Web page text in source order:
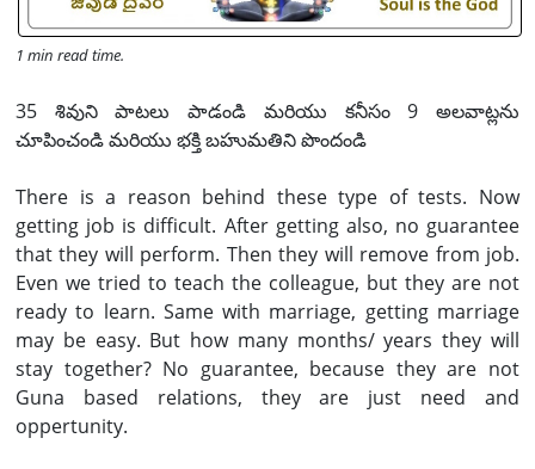
1 min read time.
35 శివుని పాటలు పాడండి మరియు కనీసం 9 అలవాట్లను
చూపించండి మరియు భక్తి బహుమతిని పొందండి
There is a reason behind these type of tests. Now
getting job is difficult. After getting also, no guarantee
that they will perform. Then they will remove from job.
Even we tried to teach the colleague, but they are not
ready to learn. Same with marriage, getting marriage
may be easy. But how many months/ years they will
stay together? No guarantee, because they are not
Guna based relations, they are just need and
oppertunity.